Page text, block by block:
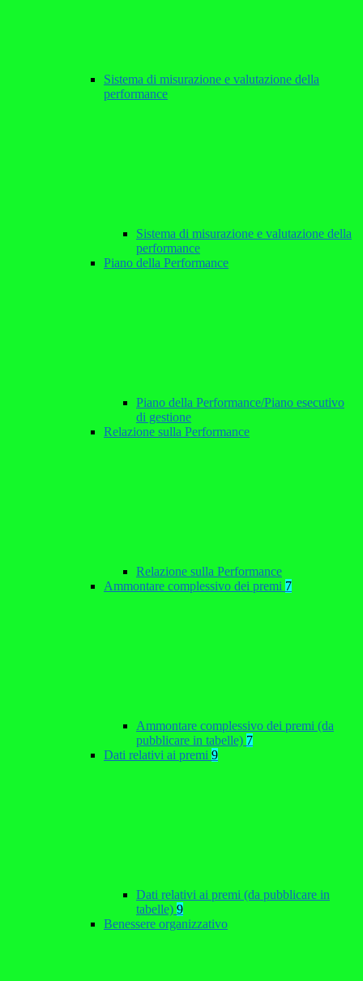
Sistema di misurazione e valutazione della
performance
Sistema di misurazione e valutazione della
performance
Piano della Performance
Piano della Performance/Piano esecutivo
di gestione
Relazione sulla Performance
Relazione sulla Performance
Ammontare complessivo dei premi 7
Ammontare complessivo dei premi (da
pubblicare in tabelle) 7
Dati relativi ai premi 9
Dati relativi ai premi (da pubblicare in
tabelle) 9
Benessere organizzativo